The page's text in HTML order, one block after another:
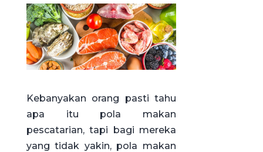
Kebanyakan orang pasti tahu
apa itu pola makan
pescatarian, tapi bagi mereka
yang tidak yakin, pola makan